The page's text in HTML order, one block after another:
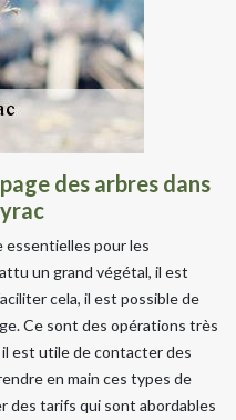
des arbres dans
essentielles pour les
un grand végétal, il est
cela, il est possible de
Ce sont des opérations très
est utile de contacter des
en main ces types de
des tarifs qui sont abordables